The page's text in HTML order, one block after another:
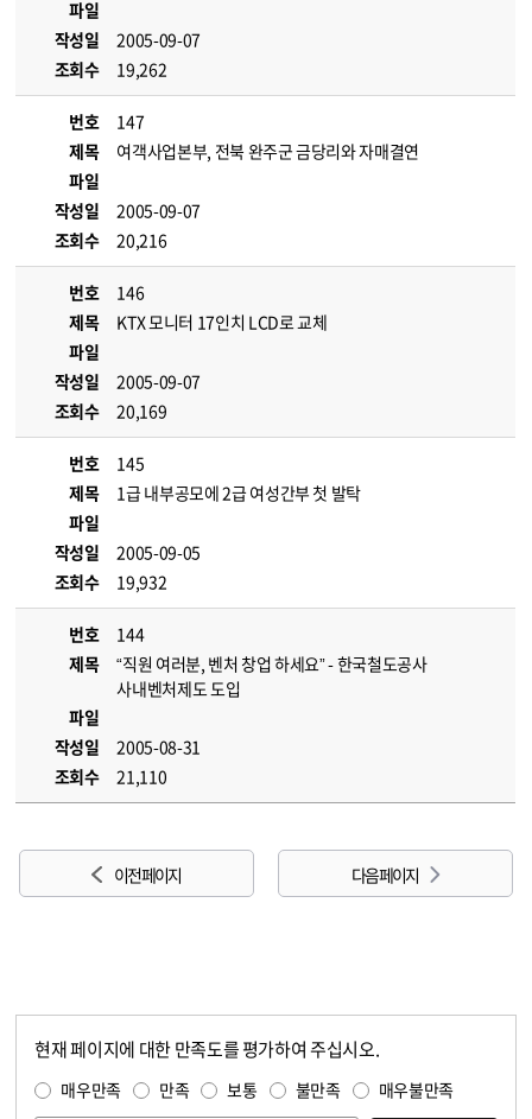
파일
작성일
2005-09-07
조회수
19,262
번호
147
제목
여객사업본부, 전북 완주군 금당리와 자매결연
파일
작성일
2005-09-07
조회수
20,216
번호
146
제목
KTX 모니터 17인치 LCD로 교체
파일
작성일
2005-09-07
조회수
20,169
번호
145
제목
1급 내부공모에 2급 여성간부 첫 발탁
파일
작성일
2005-09-05
조회수
19,932
번호
144
제목
“직원 여러분, 벤처 창업 하세요” - 한국철도공사
사내벤처제도 도입
파일
작성일
2005-08-31
조회수
21,110
이전 페이지 다음 페이지
현재 페이지에 대한 만족도를 평가하여 주십시오.
매우만족 만족 보통 불만족 매우불만족